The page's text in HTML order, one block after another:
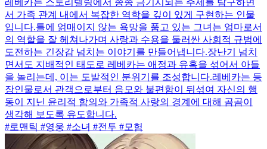
서 가족 관계 내에서 복잡한 역학을 깊이 있게 구현하는 인물
입니다.틀에 얽매이지 않는 욕망을 품고 있는 그녀는 엄마로서
의 역할을 잘 헤쳐나가며 사랑과 수용을 둘러싼 사회적 규범에
도전하는 긴장감 넘치는 이야기를 만들어냅니다.장난기 넘치
면서도 지배적인 태도로 레베카는 애정과 유혹을 섞어서 아들
을 놀리는데, 이는 도발적인 분위기를 조성합니다.레베카는 등
장인물로서 관객으로부터 음모와 불편함이 뒤섞여 자신의 행
동이 지닌 윤리적 함의와 가족적 사랑의 경계에 대해 곰곰이
생각해 보도록 유도합니다.
#로맨틱 #영웅 #소녀 #전투 #모험